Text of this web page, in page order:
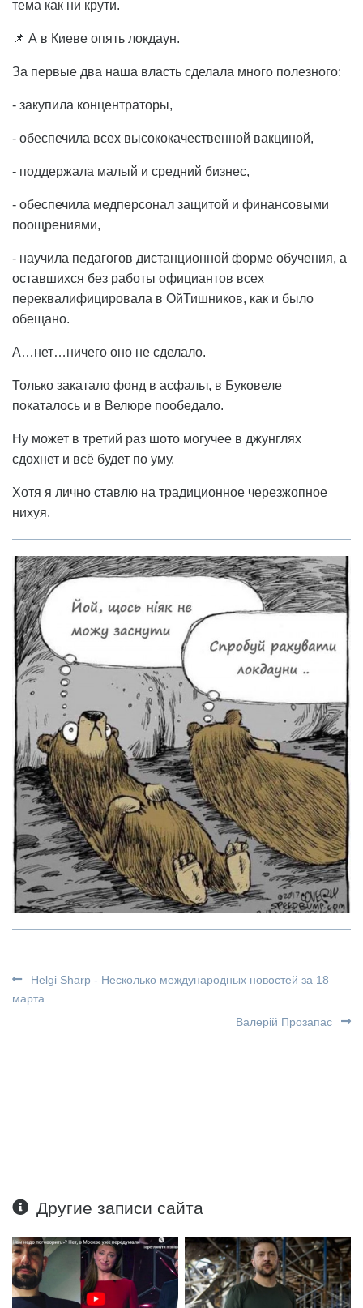
тема как ни крути.
📌 А в Киеве опять локдаун.
За первые два наша власть сделала много полезного:
- закупила концентраторы,
- обеспечила всех высококачественной вакциной,
- поддержала малый и средний бизнес,
- обеспечила медперсонал защитой и финансовыми
поощрениями,
- научила педагогов дистанционной форме обучения, а
оставшихся без работы официантов всех
переквалифицировала в ОйТишников, как и было
обещано.
А…нет…ничего оно не сделало.
Только закатало фонд в асфальт, в Буковеле
покаталось и в Велюре пообедало.
Ну может в третий раз шото могучее в джунглях
сдохнет и всё будет по уму.
Хотя я лично ставлю на традиционное черезжопное
нихуя.
Helgi Sharp - Несколько международных новостей за 18
марта
Валерій Прозапас
Другие записи сайта